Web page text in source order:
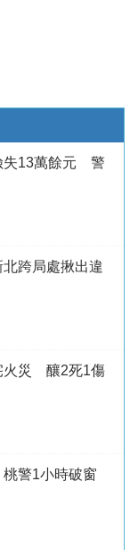
失13萬餘元 警
跨局處揪出違
火災 釀2死1傷
警1小時破窗